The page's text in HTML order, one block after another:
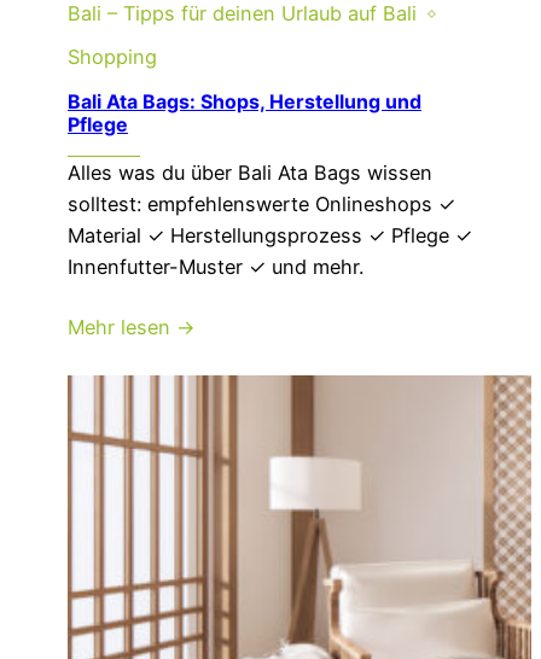
Bali – Tipps für deinen Urlaub auf Bali
Shopping
Bali Ata Bags: Shops, Herstellung und
Pflege
Alles was du über Bali Ata Bags wissen
solltest: empfehlenswerte Onlineshops ✓
Material ✓ Herstellungsprozess ✓ Pflege ✓
Innenfutter-Muster ✓ und mehr.
Mehr lesen →